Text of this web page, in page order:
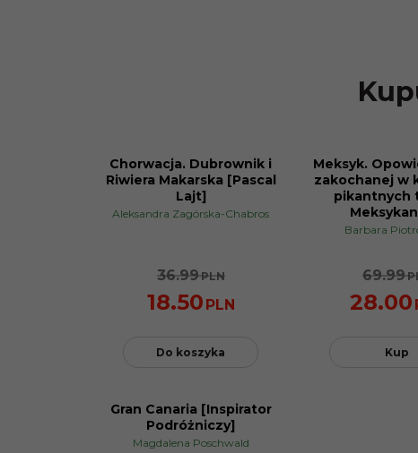
PROMOCJA
Chorwacja. Dubrownik i
Riwiera Makarska [Pascal
Lajt]
Aleksandra Zagórska-Chabros
36.99PLN
18.50 PLN
Do koszyka
PROMOCJA
Meksyk.
zakochanej w
pikantnych
Barbara
69.99
28.00
Kup
PROMOCJA
Gran Canaria [Inspirator
Podróżniczy]
Magdalena Poschwald